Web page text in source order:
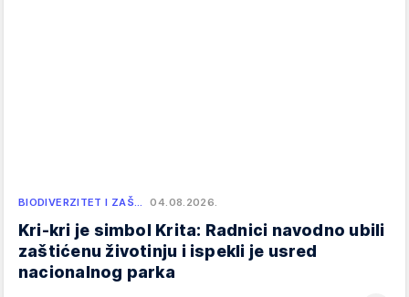
BIODIVERZITET I ZAŠ… 04.08.2026.
Kri-kri je simbol Krita: Radnici navodno ubili
zaštićenu životinju i ispekli je usred
nacionalnog parka